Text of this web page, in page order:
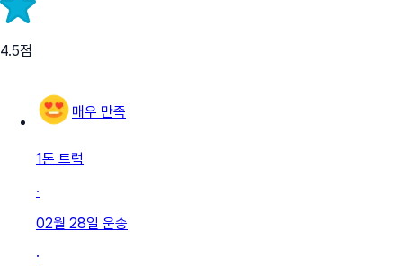
4.5점
매우 만족
1톤 트럭
·
02월 28일 운송
·